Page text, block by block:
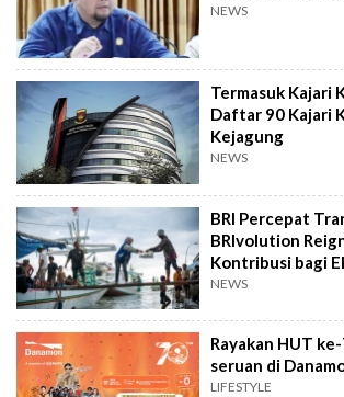
NEWS
Termasuk Kajari
Daftar 90 Kajari
Kejagung
NEWS
BRI Percepat
BRIvolution
Kontribusi bagi
NEWS
Rayakan HUT
seruan di
LIFESTYLE